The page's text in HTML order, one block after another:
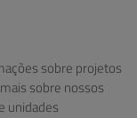
sobre projetos
sobre nossos
unidades